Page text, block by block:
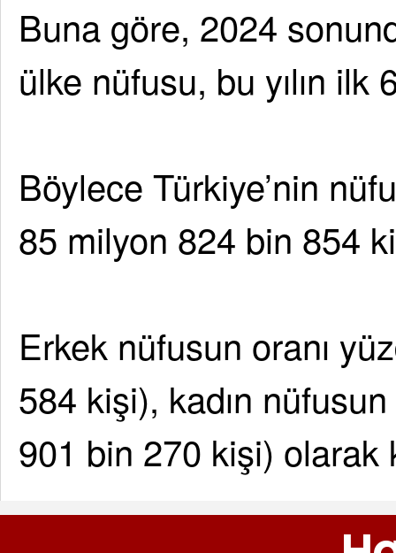
Buna göre, 2024
ülke nüfusu, bu yılın ilk
Böylece Türkiye’nin
85 milyon 824 bin 854
Erkek nüfusun oranı
584 kişi), kadın
901 bin 270 kişi) olarak